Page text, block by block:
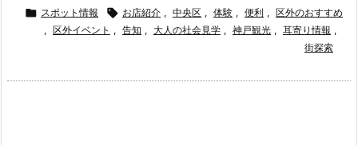
 スポット情報  お店紹介 , 中央区 , 体験 , 便利 , 区外のおすすめ
, 区外イベント , 告知 , 大人の社会見学 , 神戸観光 , 耳寄り情報 ,
街探索